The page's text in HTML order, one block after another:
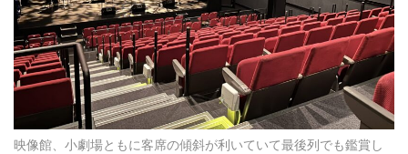
映像館、小劇場ともに客席の傾斜が利いていて最後列でも鑑賞し